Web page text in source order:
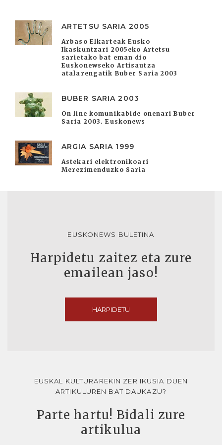
ARTETSU SARIA 2005
Arbaso Elkarteak Eusko
Ikaskuntzari 2005eko Artetsu
sarietako bat eman dio
Euskonewseko Artisautza
atalarengatik Buber Saria 2003
BUBER SARIA 2003
On line komunikabide onenari Buber
Saria 2003. Euskonews
ARGIA SARIA 1999
Astekari elektronikoari
Merezimenduzko Saria
EUSKONEWS BULETINA
Harpidetu zaitez eta zure
emailean jaso!
HARPIDETU
EUSKAL KULTURAREKIN ZER IKUSIA DUEN
ARTIKULUREN BAT DAUKAZU?
Parte hartu! Bidali zure
artikulua